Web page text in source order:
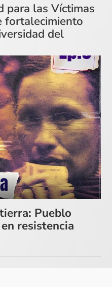
para las Víctimas
fortalecimiento
del
Pueblo
resistencia